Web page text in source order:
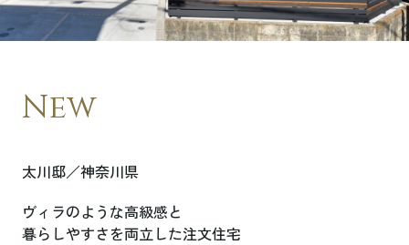
New
太川邸／神奈川県
ヴィラのような高級感と
暮らしやすさを両立した注文住宅